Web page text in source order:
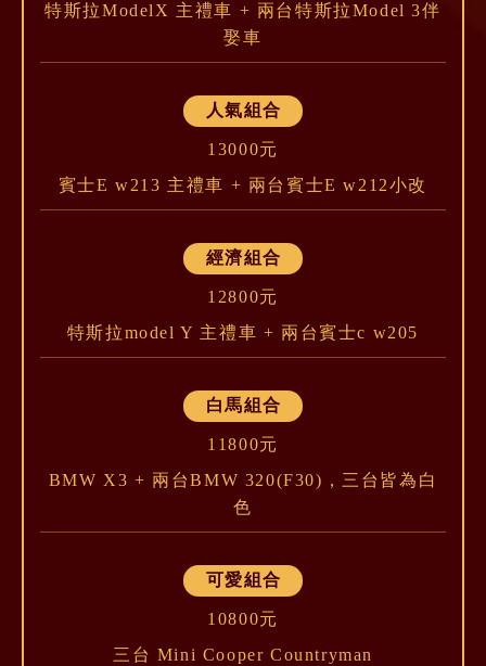
特斯拉ModelX 主禮車 + 兩台特斯拉Model 3伴
娶車
人氣組合
13000元
賓士E w213 主禮車 + 兩台賓士E w212小改
經濟組合
12800元
特斯拉model Y 主禮車 + 兩台賓士c w205
白馬組合
11800元
BMW X3 + 兩台BMW 320(F30)，三台皆為白
色
可愛組合
10800元
三台 Mini Cooper Countryman